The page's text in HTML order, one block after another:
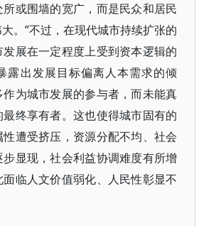
或围墙的宽广，而是民众和居民
。”不过，在现代城市持续扩张的
展在一定程度上受到资本逻辑的
露出发展目标偏离人本需求的倾
为城市发展的参与者，而未能真
终享有者。这也使得城市固有的
遭受挤压，资源分配不均、社会
显现，社会利益协调难度有所增
临人文价值弱化、人民性彰显不